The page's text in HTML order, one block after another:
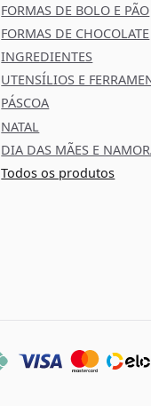
FORMAS DE BOLO E PÃO
FORMAS DE CHOCOLATE
INGREDIENTES
UTENSÍLIOS E
PÁSCOA
NATAL
DIA DAS MÃES E
Todos os produtos